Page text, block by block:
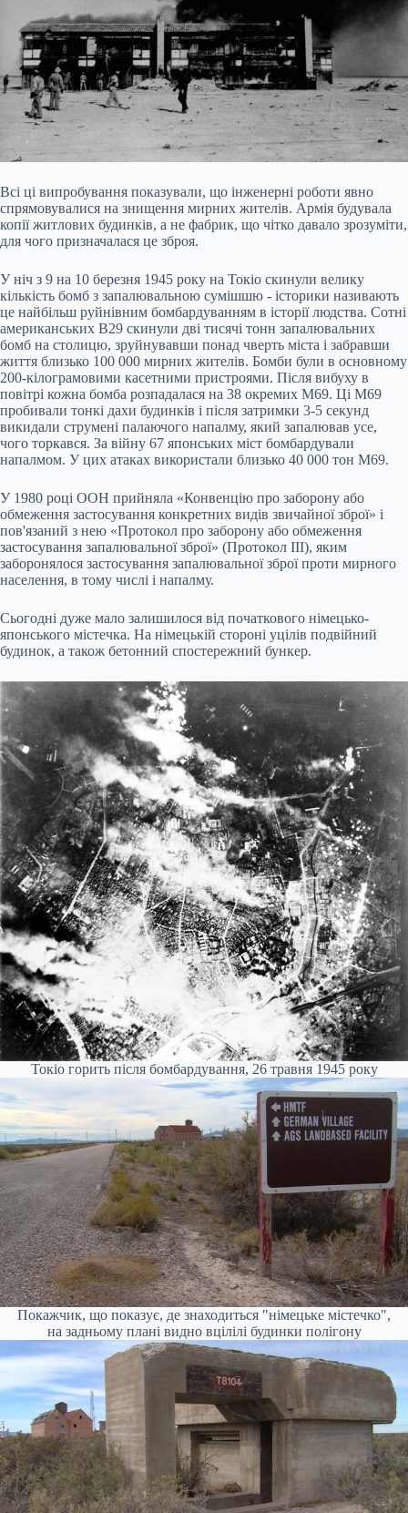
Всі ці випробування показували, що інженерні роботи явно
спрямовувалися на знищення мирних жителів. Армія будувала
копії житлових будинків, а не фабрик, що чітко давало зрозуміти,
для чого призначалася це зброя.
У ніч з 9 на 10 березня 1945 року на Токіо скинули велику
кількість бомб з запалювальною сумішшю - історики називають
це найбільш руйнівним бомбардуванням в історії людства. Сотні
американських B29 скинули дві тисячі тонн запалювальних
бомб на столицю, зруйнувавши понад чверть міста і забравши
життя близько 100 000 мирних жителів. Бомби були в основному
200-кілограмовими касетними пристроями. Після вибуху в
повітрі кожна бомба розпадалася на 38 окремих M69. Ці M69
пробивали тонкі дахи будинків і після затримки 3-5 секунд
викидали струмені палаючого напалму, який запалював усе,
чого торкався. За війну 67 японських міст бомбардували
напалмом. У цих атаках використали близько 40 000 тон M69.
У 1980 році ООН прийняла «Конвенцію про заборону або
обмеження застосування конкретних видів звичайної зброї» і
пов'язаний з нею «Протокол про заборону або обмеження
застосування запалювальної зброї» (Протокол III), яким
заборонялося застосування запалювальної зброї проти мирного
населення, в тому числі і напалму.
Сьогодні дуже мало залишилося від початкового німецько-
японського містечка. На німецькій стороні уцілів подвійний
будинок, а також бетонний спостережний бункер.
Токіо горить після бомбардування, 26 травня 1945 року
Покажчик, що показує, де знаходиться "німецьке містечко",
на задньому плані видно вцілілі будинки полігону